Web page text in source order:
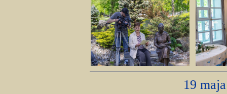
19